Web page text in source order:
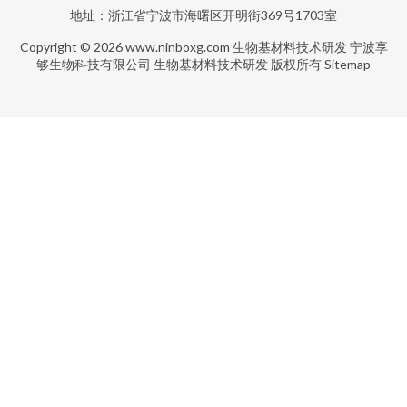
地址：浙江省宁波市海曙区开明街369号1703室
Copyright © 2026www.ninboxg.com 生物基材料技术研发 宁波享
够生物科技有限公司 生物基材料技术研发 版权所有Sitemap